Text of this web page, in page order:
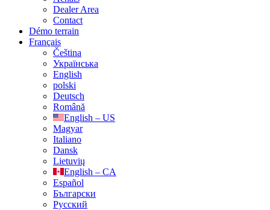
Dealer Area
Contact
Démo terrain
Français
Čeština
Українська
English
polski
Deutsch
Română
English – US
Magyar
Italiano
Dansk
Lietuvių
English – CA
Español
Български
Русский